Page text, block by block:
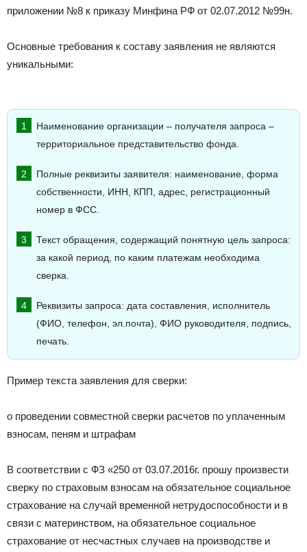
приложении №8 к приказу Минфина РФ от 02.07.2012 №99н.
Основные требования к составу заявления не являются
уникальными:
Наименование организации – получателя запроса –
территориальное представительство фонда.
Полные реквизиты заявителя: наименование, форма
собственности, ИНН, КПП, адрес, регистрационный
номер в ФСС.
Текст обращения, содержащий понятную цель запроса:
за какой период, по каким платежам необходима
сверка.
Реквизиты запроса: дата составления, исполнитель
(ФИО, телефон, эл.почта), ФИО руководителя, подпись,
печать.
Пример текста заявления для сверки:
о проведении совместной сверки расчетов по уплаченным
взносам, пеням и штрафам
В соответствии с ФЗ «250 от 03.07.2016г. прошу произвести
сверку по страховым взносам на обязательное социальное
страхование на случай временной нетрудоспособности и в
связи с материнством, на обязательное социальное
страхование от несчастных случаев на производстве и